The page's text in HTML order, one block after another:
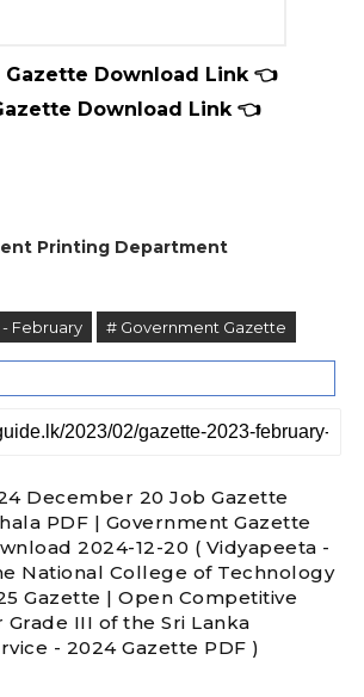
Gazette Download Link 👈
Download Link 👈
Printing Department
February # Government Gazette
December 20 Job Gazette
PDF | Government Gazette
2024-12-20 ( Vidyapeeta -
National College of Technology
Gazette | Open Competitive
Grade III of the Sri Lanka
- 2024 Gazette PDF )